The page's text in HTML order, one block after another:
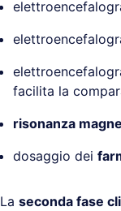
facilita la
risonanza
dosaggio dei
La seconda fase